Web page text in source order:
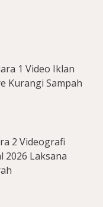
1 Video Iklan
Kurangi Sampah
2 Videografi
2026 Laksana